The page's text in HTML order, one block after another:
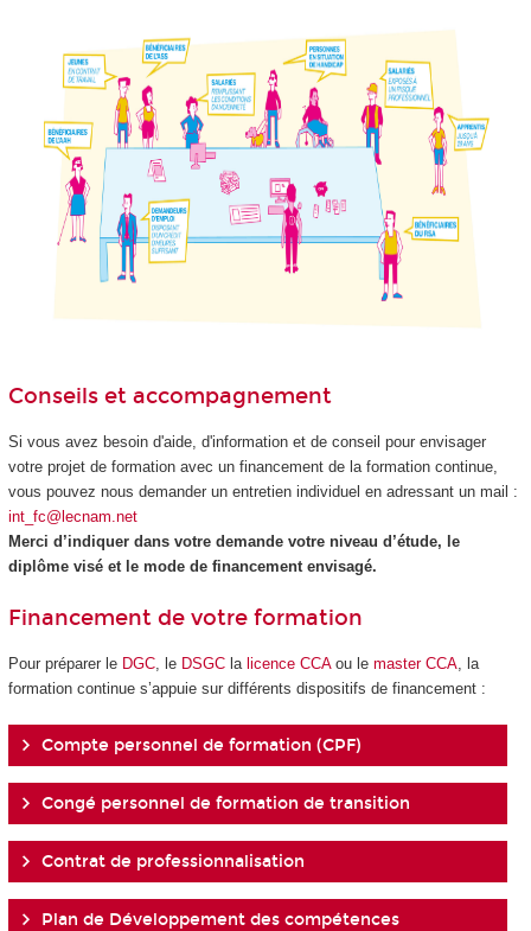
Conseils et accompagnement
Si vous avez besoin d'aide, d'information et de conseil pour envisager
votre projet de formation avec un financement de la formation continue,
vous pouvez nous demander un entretien individuel en adressant un mail :
int_fc@lecnam.net
Merci d’indiquer dans votre demande votre niveau d’étude, le
diplôme visé et le mode de financement envisagé.
Financement de votre formation
Pour préparer le DGC, le DSGCla licence CCAou le master CCA, la
formation continue s’appuie sur différents dispositifs de financement :
Compte personnel de formation (CPF)
Congé personnel de formation de transition
Contrat de professionnalisation
Plan de Développement des compétences